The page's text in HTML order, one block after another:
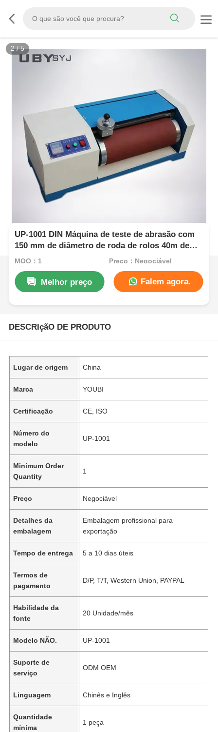
3/5
UP-1001 DIN Máquina de teste de abrasão com
150 mm de diâmetro de roda de rolos 40m de
traço de abrasão e AC 220V de potência para
MOQ：1 Preço：Negociável
Melhor preço Falem agora.
DESCRIçãO DE PRODUTO
Lugar de origem China
Marca YOUBI
Certificação CE, ISO
Número do
modelo
UP-1001
Minimum Order
Quantity
1
Preço Negociável
Detalhes da
embalagem
Embalagem profissional para
exportação
Tempo de entrega 5 a 10 dias úteis
Termos de
pagamento
D/P, T/T, Western Union, PAYPAL
Habilidade da
fonte
20 Unidade/mês
Modelo NÃO. UP-1001
Suporte de
serviço
ODM OEM
Linguagem Chinês e Inglês
Quantidade
mínima
1 peça